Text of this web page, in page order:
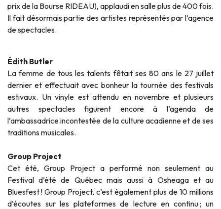
prix de la Bourse RIDEAU), applaudi en salle plus de 400 fois.
Il fait désormais partie des artistes représentés par l’agence
de spectacles.
Édith Butler
La femme de tous les talents fêtait ses 80 ans le 27 juillet
dernier et effectuait avec bonheur la tournée des festivals
estivaux. Un vinyle est attendu en novembre et plusieurs
autres spectacles figurent encore à l’agenda de
l’ambassadrice incontestée de la culture acadienne et de ses
traditions musicales.
Group Project
Cet été, Group Project a performé non seulement au
Festival d’été de Québec mais aussi à Osheaga et au
Bluesfest ! Group Project, c’est également plus de 10 millions
d’écoutes sur les plateformes de lecture en continu ; un